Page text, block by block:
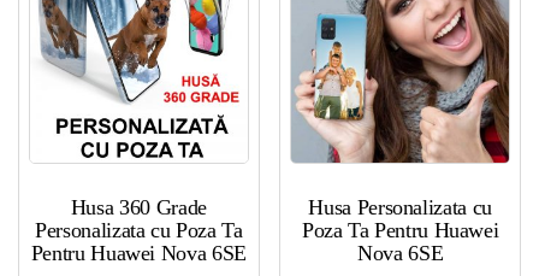
Husa 360 Grade
Personalizata cu Poza Ta
Pentru Huawei Nova 6SE
Husa Personalizata cu
Poza Ta Pentru Huawei
Nova 6SE